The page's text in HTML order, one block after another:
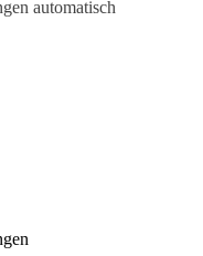
automatisch